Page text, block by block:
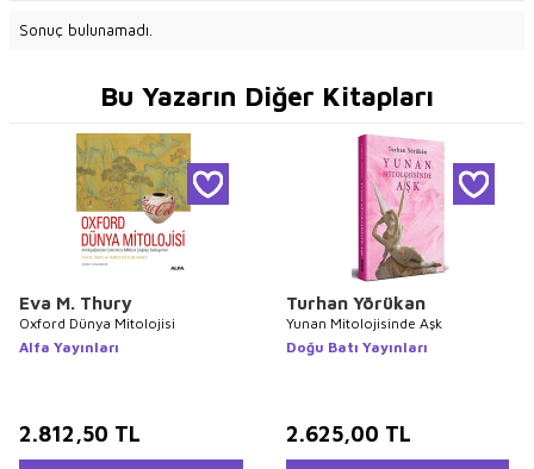
Sonuç bulunamadı.
Bu Yazarın Diğer Kitapları
Eva M. Thury
Oxford Dünya Mitolojisi
Alfa Yayınları
2.812,50 TL
Turhan Yörükan
Yunan Mitolojisinde Aşk
Doğu Batı Yayınları
2.625,00 TL